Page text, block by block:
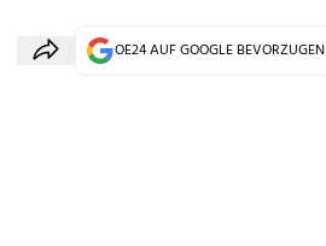
OE24 AUF GOOGLE BEVORZUGEN